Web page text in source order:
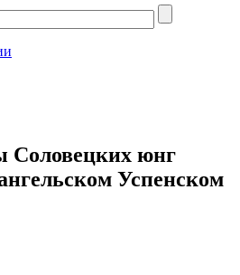
юнг
Успенском